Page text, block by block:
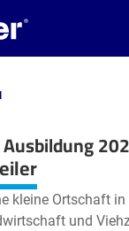
Leaflet|
kleine Ortschaft
und